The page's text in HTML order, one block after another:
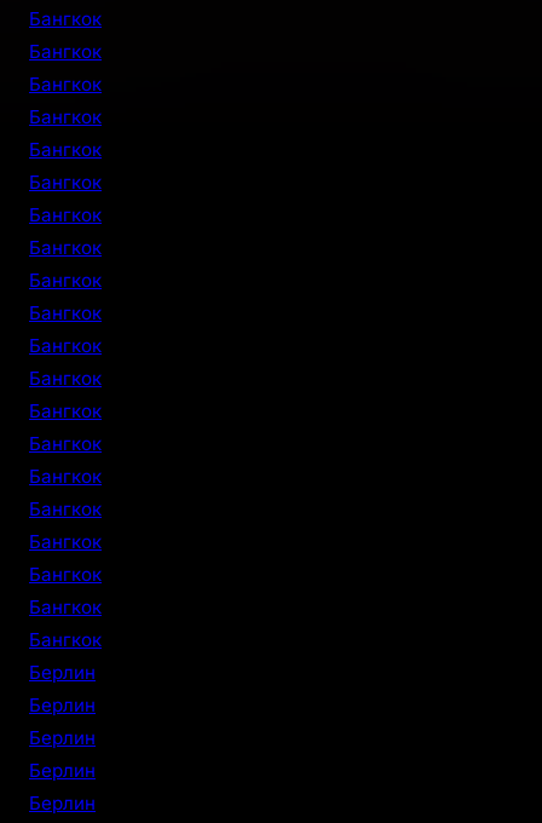
Бангкок
Бангкок
Бангкок
Бангкок
Бангкок
Бангкок
Бангкок
Бангкок
Бангкок
Бангкок
Бангкок
Бангкок
Бангкок
Бангкок
Бангкок
Бангкок
Бангкок
Бангкок
Бангкок
Бангкок
Берлин
Берлин
Берлин
Берлин
Берлин